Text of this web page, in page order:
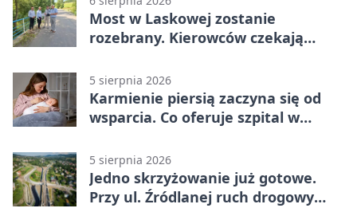
Most w Laskowej zostanie
rozebrany. Kierowców czekają
5 sierpnia 2026
Karmienie piersią zaczyna się od
wsparcia. Co oferuje szpital w
5 sierpnia 2026
Jedno skrzyżowanie już gotowe.
Przy ul. Źródlanej ruch drogowy